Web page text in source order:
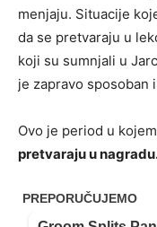
menjaju. Situacije
da se pretvaraju u
koji su sumnjali u
je zapravo sposoban
Ovo je period u
pretvaraju u